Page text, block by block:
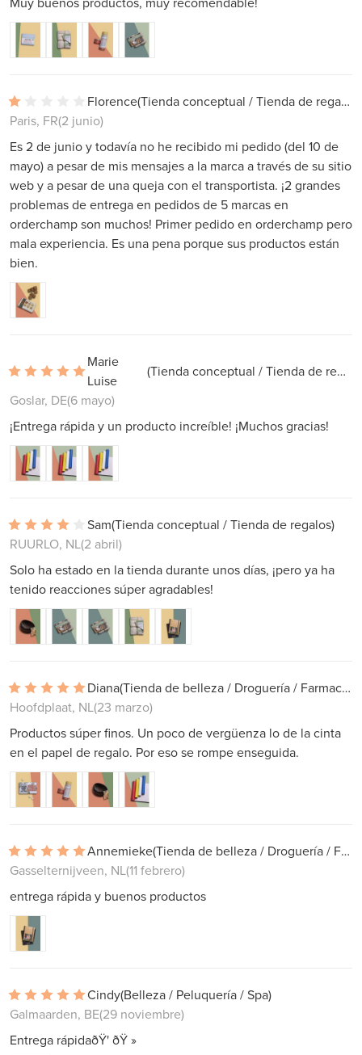
Florence
(Tienda conceptual / Tienda de regalos)
Paris, FR(2 junio)
Es 2 de junio y todavía no he recibido mi pedido (del 10 de
mayo) a pesar de mis mensajes a la marca a través de su sitio
web y a pesar de una queja con el transportista. ¡2 grandes
problemas de entrega en pedidos de 5 marcas en
orderchamp son muchos! Primer pedido en orderchamp pero
mala experiencia. Es una pena porque sus productos están
bien.
Marie
Luise
(Tienda conceptual / Tienda de regalos)
Goslar, DE(6 mayo)
¡Entrega rápida y un producto increíble! ¡Muchos gracias!
Sam(Tienda conceptual / Tienda de regalos)
RUURLO, NL(2 abril)
Solo ha estado en la tienda durante unos días, ¡pero ya ha
tenido reacciones súper agradables!
Diana
(Tienda de belleza / Droguería / Farmacia)
Hoofdplaat, NL(23 marzo)
Productos súper finos. Un poco de vergüenza lo de la cinta
en el papel de regalo. Por eso se rompe enseguida.
Annemieke
(Tienda de belleza / Droguería / Farmacia)
Gasselternijveen, NL(11 febrero)
entrega rápida y buenos productos
Cindy(Belleza / Peluquería / Spa)
Galmaarden, BE(29 noviembre)
Entrega rápidaðŸ' ðŸ »